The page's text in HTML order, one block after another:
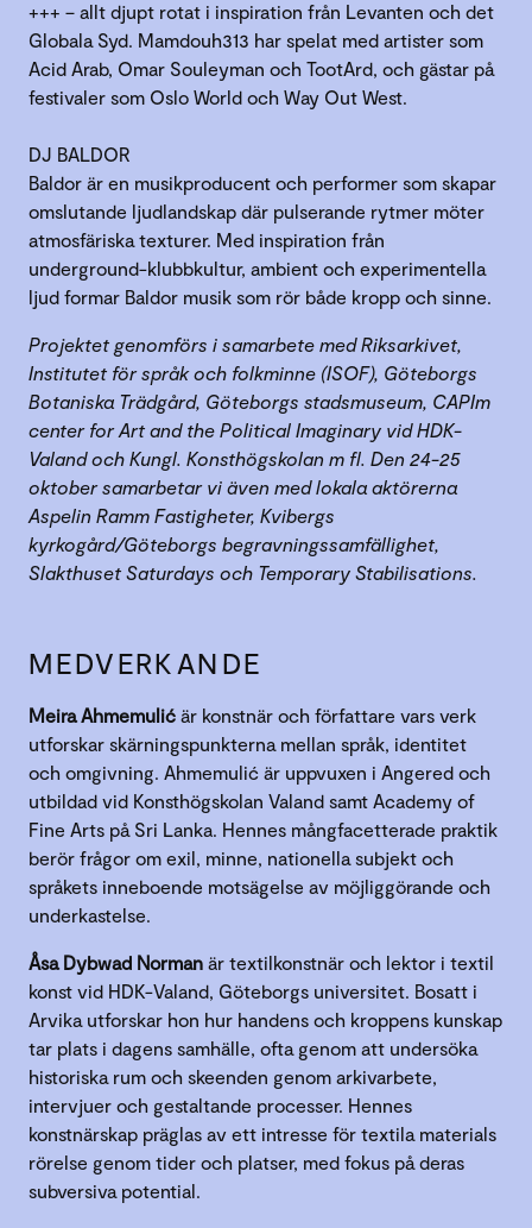
+++ – allt djupt rotat i inspiration från Levanten och det
Globala Syd. Mamdouh313 har spelat med artister som
Acid Arab, Omar Souleyman och TootArd, och gästar på
festivaler som Oslo World och Way Out West.
DJ BALDOR
Baldor är en musikproducent och performer som skapar
omslutande ljudlandskap där pulserande rytmer möter
atmosfäriska texturer. Med inspiration från
underground-klubbkultur, ambient och experimentella
ljud formar Baldor musik som rör både kropp och sinne.
Projektet genomförs i samarbete med Riksarkivet,
Institutet för språk och folkminne (ISOF), Göteborgs
Botaniska Trädgård, Göteborgs stadsmuseum, CAPIm
center for Art and the Political Imaginary vid HDK-
Valand och Kungl. Konsthögskolan m fl. Den 24-25
oktober samarbetar vi även med lokala aktörerna
Aspelin Ramm Fastigheter, Kvibergs
kyrkogård/Göteborgs begravningssamfällighet,
Slakthuset Saturdays och Temporary Stabilisations.
MEDVERKANDE
Meira Ahmemulić är konstnär och författare vars verk
utforskar skärningspunkterna mellan språk, identitet
och omgivning. Ahmemulić är uppvuxen i Angered och
utbildad vid Konsthögskolan Valand samt Academy of
Fine Arts på Sri Lanka. Hennes mångfacetterade praktik
berör frågor om exil, minne, nationella subjekt och
språkets inneboende motsägelse av möjliggörande och
underkastelse.
Åsa Dybwad Norman är textilkonstnär och lektor i textil
konst vid HDK-Valand, Göteborgs universitet. Bosatt i
Arvika utforskar hon hur handens och kroppens kunskap
tar plats i dagens samhälle, ofta genom att undersöka
historiska rum och skeenden genom arkivarbete,
intervjuer och gestaltande processer. Hennes
konstnärskap präglas av ett intresse för textila materials
rörelse genom tider och platser, med fokus på deras
subversiva potential.